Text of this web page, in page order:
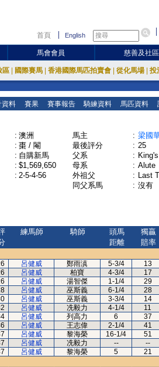
首頁 English
馬會會員 慈善及社
區 國際賽馬 香港國際馬匹拍賣會 從化馬場 投
資料 賽果 賽事報告 騎練資料 馬匹資料
: 澳洲
: 棗 / 閹
: 自購新馬
: $1,569,650
: 2-5-4-56
馬主 : 梁國
最後評分
: 25
父系
:
母系
: Alute
外祖父
: Last
同父系馬
: 沒有
練馬師 騎師
頭馬
距離
獨贏
賠率
呂健威 鄭雨滇 5-3/4 13
呂健威 柏寶 4-3/4 17
呂健威 湯智傑 1-1/4 29
呂健威 巫斯義 6-1/4 28
呂健威 巫斯義 3-3/4 14
呂健威 冼毅力 4-1/4 11
呂健威 列高力 6 37
呂健威 王志偉 2-1/4 41
呂健威 黎海榮 16-1/4 51
呂健威 冼毅力 -- --
呂健威 黎海榮 5 21